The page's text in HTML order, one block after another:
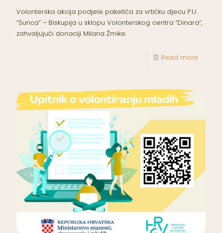
Volonterska akcija podjele paketića za vrtićku djecu P.U.
“Sunca” – Biskupija u sklopu Volonterskog centra “Dinara”,
zahvaljujući donaciji Milana Žmike.
Read more